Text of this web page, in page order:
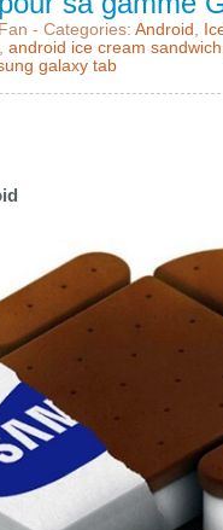
- Categories: Android ,
, android ice cream sandwich
galaxy tab